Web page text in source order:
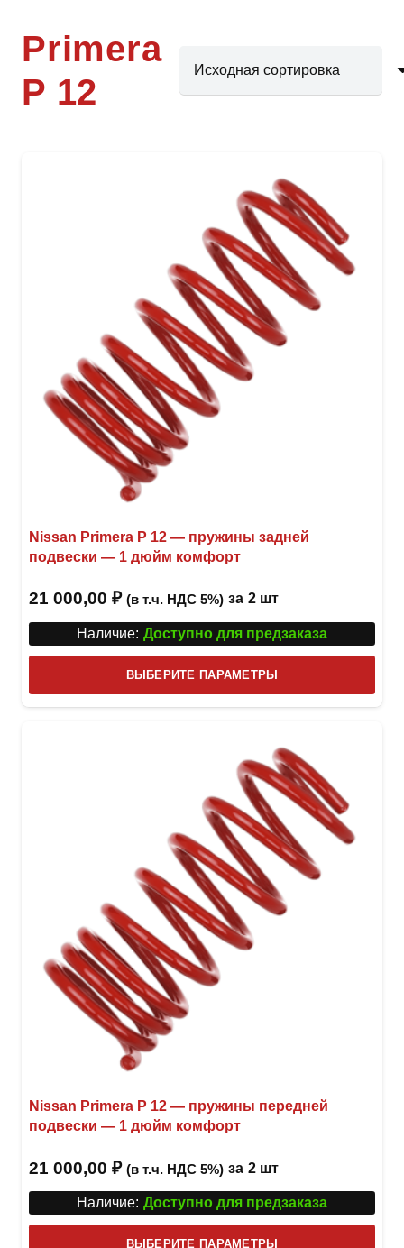
Primera
P 12
Nissan Primera P 12 — пружины задней
подвески — 1 дюйм комфорт
21 000,00 ₽ (в т.ч. НДС 5%) за 2 шт
Наличие: Доступно для предзаказа
ВЫБЕРИТЕ ПАРАМЕТРЫ
товар
Nissan Primera P 12 — пружины передней
подвески — 1 дюйм комфорт
21 000,00 ₽ (в т.ч. НДС 5%) за 2 шт
Наличие: Доступно для предзаказа
ВЫБЕРИТЕ ПАРАМЕТРЫ